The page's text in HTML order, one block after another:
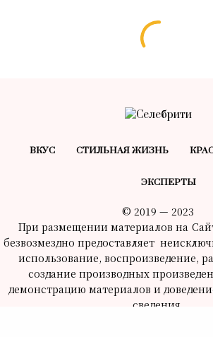
ВКУС СТИЛЬНАЯ ЖИЗНЬ
ЭКСПЕРТЫ
© 2019 — 2023
При размещении материалов на
безвозмездно предоставляет
использование, воспроизведение,
создание производных
демонстрацию материалов и
сведения.